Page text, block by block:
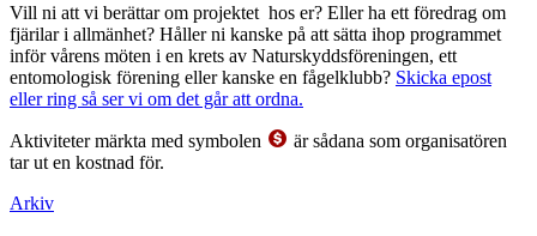
Vill ni att vi berättar om projektet hos er? Eller ha ett föredrag om
fjärilar i allmänhet? Håller ni kanske på att sätta ihop programmet
inför vårens möten i en krets av Naturskyddsföreningen, ett
entomologisk förening eller kanske en fågelklubb? Skicka epost
eller ring så ser vi om det går att ordna.
Aktiviteter märkta med symbolen
är sådana som organisatören
tar ut en kostnad för.
Arkiv